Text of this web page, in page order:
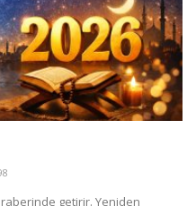
getirir. Yeniden